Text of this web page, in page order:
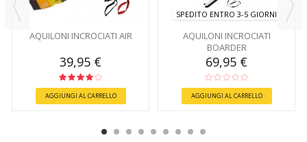
AQUILONI INCROCIATI AIR
39,95 €
AGGIUNGI AL CARRELLO
SPEDITO ENTRO 3-5 GIORNI
AQUILONI INCROCIATI
BOARDER
69,95 €
AGGIUNGI AL CARRELLO